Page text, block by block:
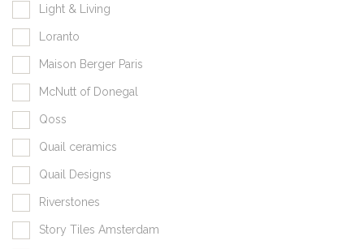
Light & Living
Loranto
Maison Berger Paris
McNutt of Donegal
Qoss
Quail ceramics
Quail Designs
Riverstones
Story Tiles Amsterdam